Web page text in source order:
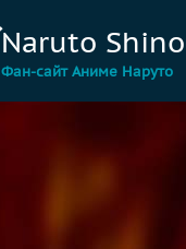
Naruto
Фан-сайт Аниме Наруто